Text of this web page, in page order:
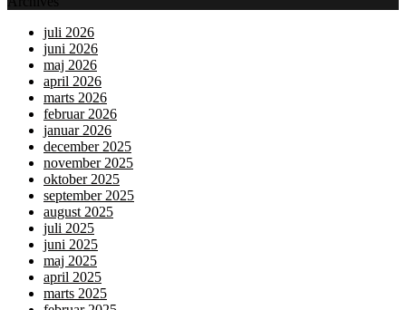
juli 2026
juni 2026
maj 2026
april 2026
marts 2026
februar 2026
januar 2026
december 2025
november 2025
oktober 2025
september 2025
august 2025
juli 2025
juni 2025
maj 2025
april 2025
marts 2025